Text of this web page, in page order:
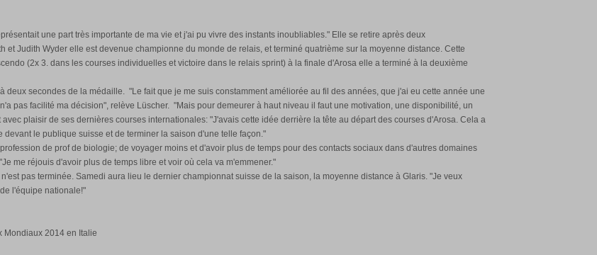
une part très importante de ma vie et j'ai pu vivre des instants inoubliables." Elle se retire après deux
Judith Wyder elle est devenue championne du monde de relais, et terminé quatrième sur la moyenne distance. Cette
(2x 3. dans les courses individuelles et victoire dans le relais sprint) à la finale d'Arosa elle a terminé à la deuxième
deux secondes de la médaille. "Le fait que je me suis constamment améliorée au fil des années, que j'ai eu cette année une
pas facilité ma décision", relève Lüscher. "Mais pour demeurer à haut niveau il faut une motivation, une disponibilité, un
plaisir de ses dernières courses internationales: "J'avais cette idée derrière la tête au départ des courses d'Arosa. Cela a
le publique suisse et de terminer la saison d'une telle façon."
de prof de biologie; de voyager moins et d'avoir plus de temps pour des contacts sociaux dans d'autres domaines
me réjouis d'avoir plus de temps libre et voir où cela va m'emmener."
pas terminée. Samedi aura lieu le dernier championnat suisse de la saison, la moyenne distance à Glaris. "Je veux
l'équipe nationale!"
Mondiaux 2014 en Italie